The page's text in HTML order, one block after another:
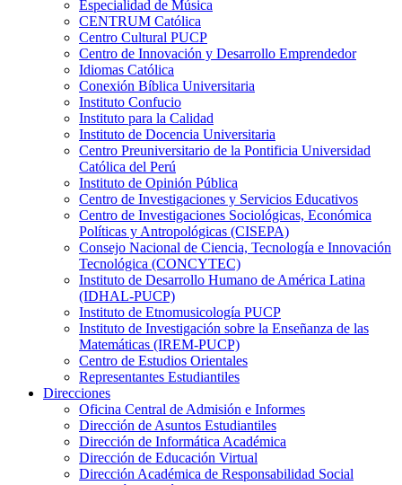
Especialidad de Música
CENTRUM Católica
Centro Cultural PUCP
Centro de Innovación y Desarrollo Emprendedor
Idiomas Católica
Conexión Bíblica Universitaria
Instituto Confucio
Instituto para la Calidad
Instituto de Docencia Universitaria
Centro Preuniversitario de la Pontificia Universidad
Católica del Perú
Instituto de Opinión Pública
Centro de Investigaciones y Servicios Educativos
Centro de Investigaciones Sociológicas, Económica
Políticas y Antropológicas (CISEPA)
Consejo Nacional de Ciencia, Tecnología e Innovación
Tecnológica (CONCYTEC)
Instituto de Desarrollo Humano de América Latina
(IDHAL-PUCP)
Instituto de Etnomusicología PUCP
Instituto de Investigación sobre la Enseñanza de las
Matemáticas (IREM-PUCP)
Centro de Estudios Orientales
Representantes Estudiantiles
Direcciones
Oficina Central de Admisión e Informes
Dirección de Asuntos Estudiantiles
Dirección de Informática Académica
Dirección de Educación Virtual
Dirección Académica de Responsabilidad Social